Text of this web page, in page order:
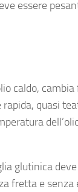
essere
caldo, cambia
quasi
glutinica deve
fretta e senza